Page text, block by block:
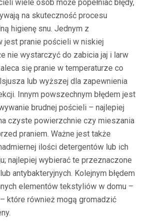
wiele osób może popełniać błędy,
na skuteczność procesu
higienę snu. Jednym z
jest pranie pościeli w niskiej
nie wystarczyć do zabicia jaj i larw
się pranie w temperaturze co
lub wyższej dla zapewnienia
Innym powszechnym błędem jest
brudnej pościeli – najlepiej
czyste powierzchnie czy mieszania
praniem. Ważne jest także
ilości detergentów lub ich
najlepiej wybierać te przeznaczone
antybakteryjnych. Kolejnym błędem
elementów tekstyliów w domu –
które również mogą gromadzić